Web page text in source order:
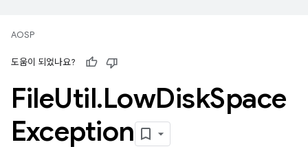
AOSP
도움이 되었나요?
FileUtil.LowDiskSpace
Exception